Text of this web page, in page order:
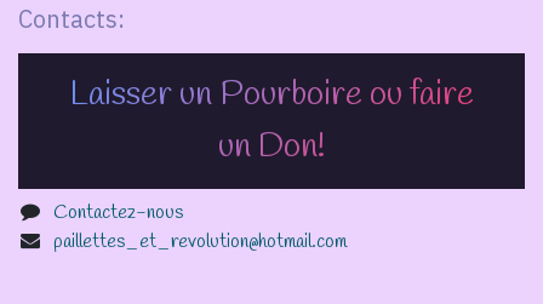
Contacts:
Laisser un Pourboire ou faire
un Don!
Contactez-nous
paillettes_et_revolution@hotmail.com